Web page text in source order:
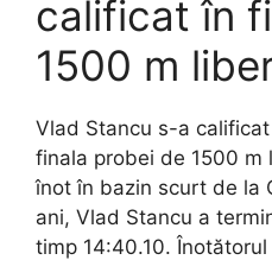
calificat în
1500 m
Vlad Stancu s-a
finala probei de 1500 m
înot în bazin scurt de la
ani, Vlad Stancu a
timp 14:40.10.